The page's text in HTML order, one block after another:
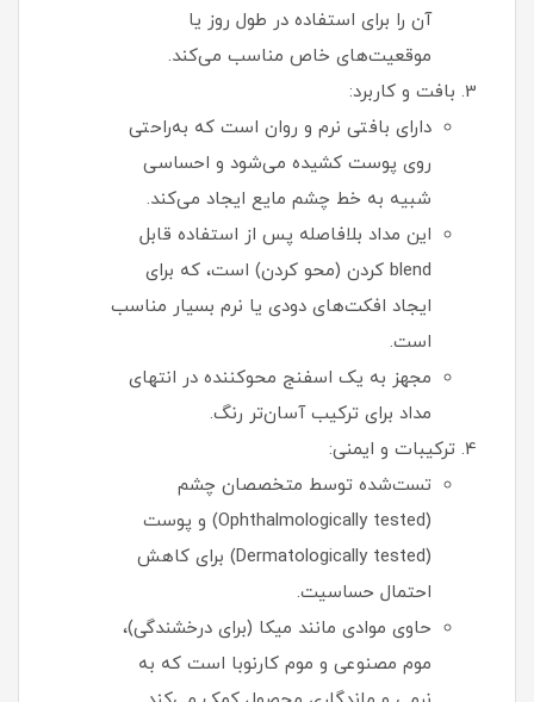
آن را برای استفاده در طول روز یا
موقعیت‌های خاص مناسب می‌کند.
بافت و کاربرد:
دارای بافتی نرم و روان است که به‌راحتی
روی پوست کشیده می‌شود و احساسی
شبیه به خط چشم مایع ایجاد می‌کند.
این مداد بلافاصله پس از استفاده قابل‌
blend کردن (محو کردن) است، که برای
ایجاد افکت‌های دودی یا نرم بسیار مناسب
است.
مجهز به یک اسفنج محوکننده در انتهای
مداد برای ترکیب آسان‌تر رنگ.
ترکیبات و ایمنی:
تست‌شده توسط متخصصان چشم
(Ophthalmologically tested) و پوست
(Dermatologically tested) برای کاهش
احتمال حساسیت.
حاوی موادی مانند میکا (برای درخشندگی)،
موم مصنوعی و موم کارنوبا است که به